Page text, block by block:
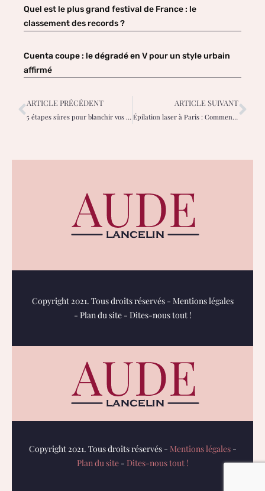
Quel est le plus grand festival de France : le
classement des records ?
Cuenta coupe : le dégradé en V pour un style urbain
affirmé
ARTICLE PRÉCÉDENT
5 étapes sûres pour blanchir vos ongles de pieds avec de la javel : un guide complet pour les femmes
ARTICLE SUIVANT
Épilation laser à Paris : Comment trouver le meilleur centre de beauté ?
Copyright 2021. Tous droits réservés - Mentions légales
- Plan du site- Dites-nous tout !
Copyright 2021. Tous droits réservés - Mentions légales-
Plan du site- Dites-nous tout !